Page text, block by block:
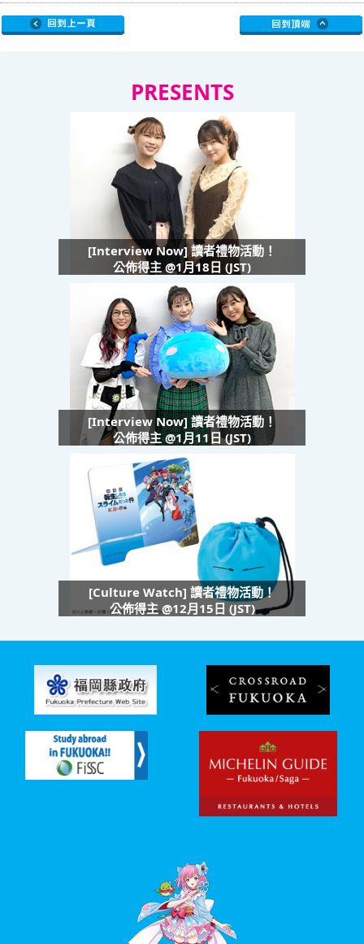
PRESENTS
[Interview Now] 讀者禮物活動！
公佈得主 @1月18日 (JST)
[Interview Now] 讀者禮物活動！
公佈得主 @1月11日 (JST)
[Culture Watch] 讀者禮物活動！
公佈得主 @12月15日 (JST)